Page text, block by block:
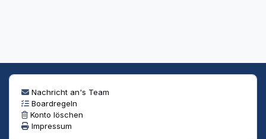
Nachricht an's Team
Boardregeln
Konto löschen
Impressum